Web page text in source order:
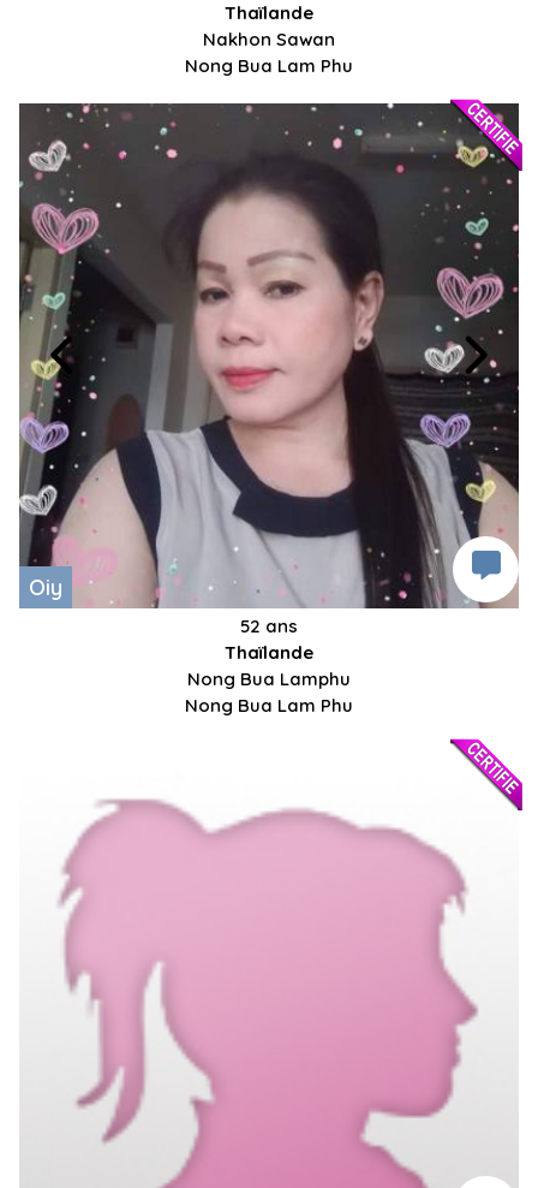
Thaïlande
Nakhon Sawan
Nong Bua Lam Phu
Oiy
52 ans
Thaïlande
Nong Bua Lamphu
Nong Bua Lam Phu